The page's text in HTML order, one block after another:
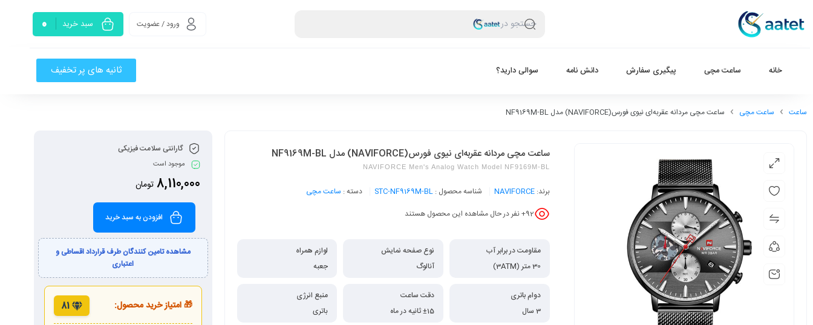
جستجو در ورود / عضویت سبد خرید 0
خانه ساعت مچی پیگیری سفارش دانش نامه سوالی دارید؟ ثانیه های پر تخفیف
ساعت ساعت مچی ساعت مچی مردانه عقربه‌ای نیوی فورس(NAVIFORCE) مدل NF9169M-BL
ساعت مچی مردانه عقربه‌ای نیوی فورس(NAVIFORCE) مدل NF9169M-BL
NAVIFORCE Men's Analog Watch Model NF9169M-BL
برند: NAVIFORCE شناسه محصول : STC-NF9169M-BL دسته : ساعت مچی
92+ نفر در حال مشاهده این محصول هستند
مقاومت در برابر آب
30 متر (3ATM)
نوع صفحه نمایش
آنالوگ
لوازم همراه
جعبه
دوام باتری
3 سال
دقت ساعت
±15 ثانیه در ماه
منبع انرژی
باتری
گارانتی سلامت فیزیکی
موجود است
8,110,000 تومان
افزودن به سبد خرید
مشاهده تامین کنندگان طرف قرارداد اقساطی و
اعتباری
🎁 امتیاز خرید محصول: 81